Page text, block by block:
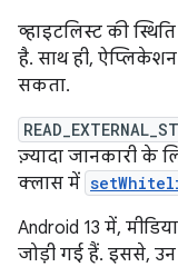
व्हाइटलिस्ट की
है. साथ ही,
सकता.
ज़्यादा जानकारी के
क्लास में
Android 13 में,
जोड़ी गई हैं. इससे,